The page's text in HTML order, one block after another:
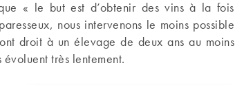
« le but est d’obtenir des vins à la fois
nous intervenons le moins possible
droit à un élevage de deux ans au moins
très lentement.